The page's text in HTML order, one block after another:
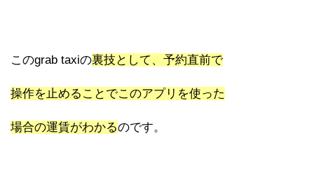
このgrab taxiの裏技として、予約直前で
操作を止めることでこのアプリを使った
場合の運賃がわかるのです。